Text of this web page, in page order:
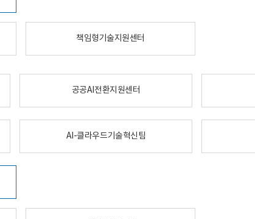
책임형기술지원센터
공공AI전환지원센터
AI-클라우드기술혁신팀